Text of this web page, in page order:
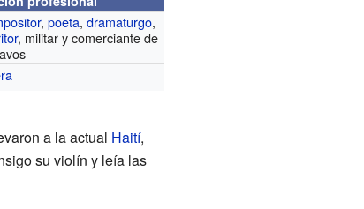
,poeta,dramaturgo,
, militar y comerciante de
a la actual Haití,
su violín y leía las